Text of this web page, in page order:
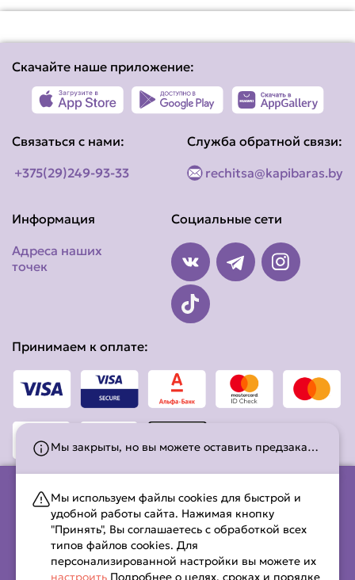
Мы закрыты, но вы можете оставить предзаказ! Работаем с 10:00 до 21:45. С временем работы можно ознакомиться на странице
Мы используем файлы cookies для быстрой и
удобной работы сайта. Нажимая кнопку
"Принять", Вы соглашаетесь с обработкой всех
типов файлов cookies. Для
персонализированной настройки вы можете их
настроить Подробнее о целях, сроках и порядке
Скачайте наше приложение:
Связаться с нами:
+375(29)249-93-33
Служба обратной связи:
rechitsa@kapibaras.by
Информация
Адреса наших
точек
Социальные сети
Принимаем к оплате:
ООО «Дивма Ролз», 2023, УНП 491605552, свидетельство о
гос.регистрации выдано Калинковичским районным
исполнительным комитетом 11.01.2023г; интернет-магазин
зарегистрирован в Торговом реестре РБ от 13.12.2023 №